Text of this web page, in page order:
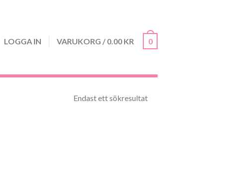
LOGGA IN VARUKORG / 0.00 KR 0
Endast ett sökresultat